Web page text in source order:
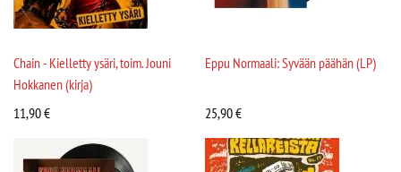
Chain - Kielletty ysäri, toim. Jouni
Hokkanen (kirja)
11,90€
Eppu Normaali: Syvään päähän (LP)
25,90€